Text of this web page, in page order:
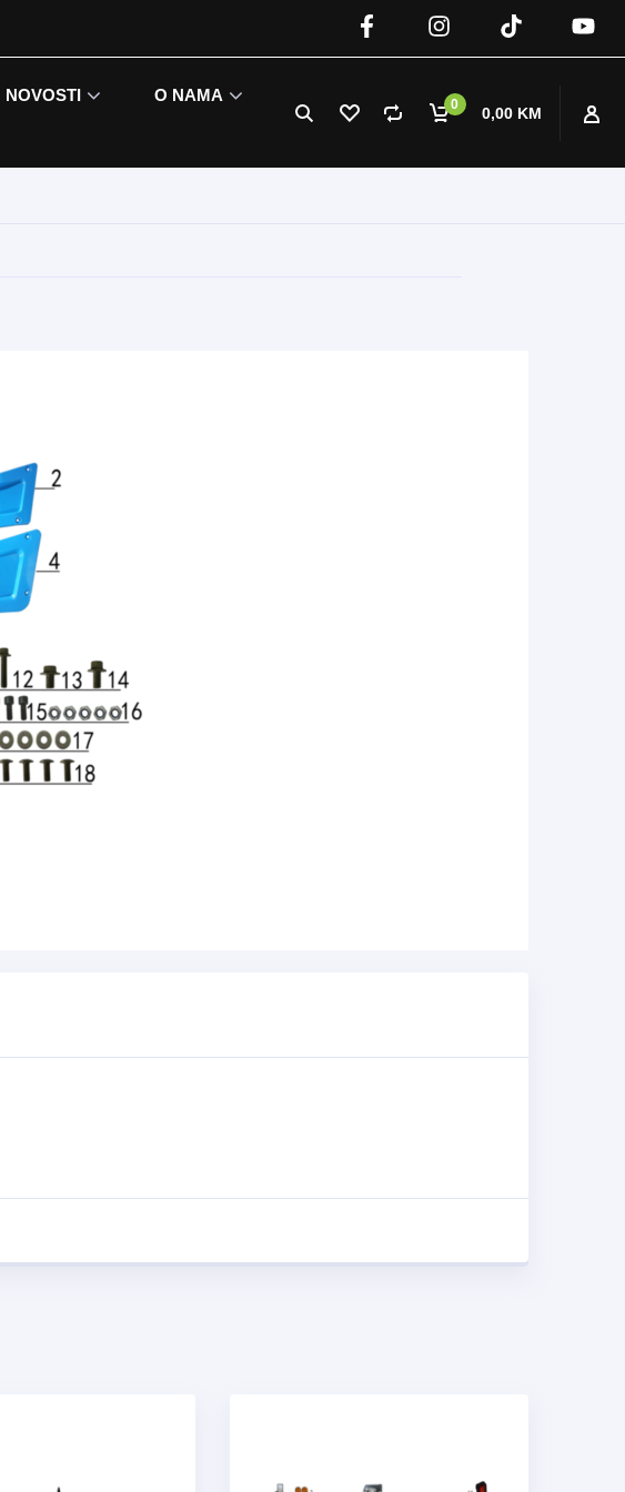
0 0,00 KM
NOVOSTI
O NAMA